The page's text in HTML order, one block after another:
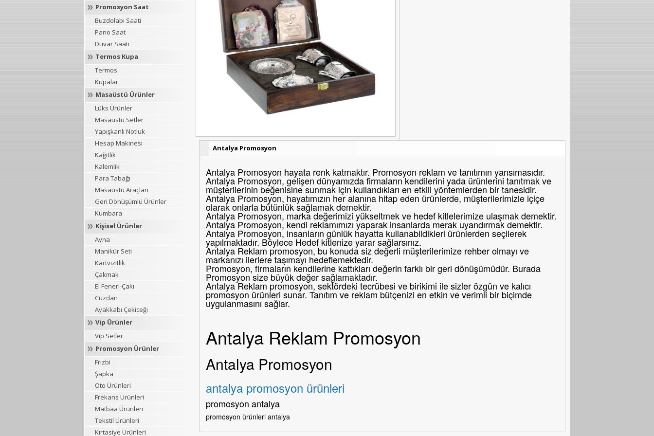
Promosyon Saat
Buzdolabı Saati
Pano Saat
Duvar Saati
Termos Kupa
Termos
Kupalar
Masaüstü Ürünler
Lüks Ürünler
Masaüstü Setler
Yapışkanlı Notluk
Hesap Makinesi
Kağıtlık
Kalemlik
Para Tabağı
Masaüstü Araçları
Geri Dönüşümlü Ürünler
Kumbara
Kişisel Ürünler
Ayna
Manikür Seti
Kartvizitlik
Çakmak
El Feneri-Çakı
Cüzdan
Ayakkabı Çekiceği
Vip Ürünler
Vip Setler
Promosyon Ürünler
Frizbi
Şapka
Oto Ürünleri
Frekans Ürünleri
Matbaa Ürünleri
Tekstil Ürünleri
Kırtasiye Ürünleri
Antalya Promosyon
Antalya Promosyon hayata renk katmaktır. Promosyon reklam ve tanıtımın yansımasıdır.
Antalya Promosyon, gelişen dünyamızda firmaların kendilerini yada ürünlerini tanıtmak ve
müşterilerinin beğenisine sunmak için kullandıkları en etkili yöntemlerden bir tanesidir.
Antalya Promosyon, hayatımızın her alanına hitap eden ürünlerde, müşterilerimizle içiçe
olarak onlarla bütünlük sağlamak demektir.
Antalya Promosyon, marka değerimizi yükseltmek ve hedef kitlelerimize ulaşmak demektir.
Antalya Promosyon, kendi reklamımızı yaparak insanlarda merak uyandırmak demektir.
Antalya Promosyon, insanların günlük hayatta kullanabildikleri ürünlerden seçilerek
yapılmaktadır. Böylece Hedef kitlenize yarar sağlarsınız.
Antalya Reklam promosyon, bu konuda siz değerli müşterilerimize rehber olmayı ve
markanızı ilerlere taşımayı hedeflemektedir.
Promosyon, firmaların kendilerine kattıkları değerin farklı bir geri dönüşümüdür. Burada
Promosyon size büyük değer sağlamaktadır.
Antalya Reklam promosyon, sektördeki tecrübesi ve birikimi ile sizler özgün ve kalıcı
promosyon ürünleri sunar. Tanıtım ve reklam bütçenizi en etkin ve verimli bir biçimde
uygulanmasını sağlar.
Antalya Reklam Promosyon
Antalya Promosyon
antalya promosyon ürünleri
promosyon antalya
promosyon ürünleri antalya